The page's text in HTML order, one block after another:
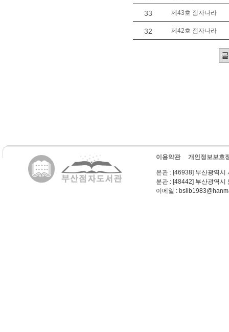
33 제43호 점자나라
32 제42호 점자나라
이용약관 개인정보보호
본관 : [46938] 부산광역
분관 : [48442] 부산광역
이메일 :